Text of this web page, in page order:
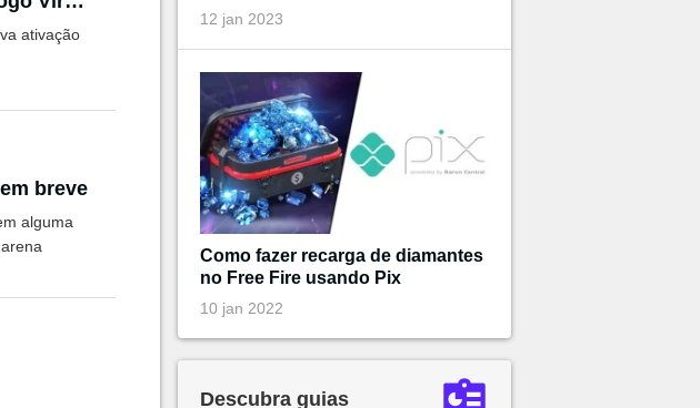
ativação
breve
alguma
12 jan 2023
Como fazer recarga de diamantes
no Free Fire usando Pix
10 jan 2022
Descubra guias